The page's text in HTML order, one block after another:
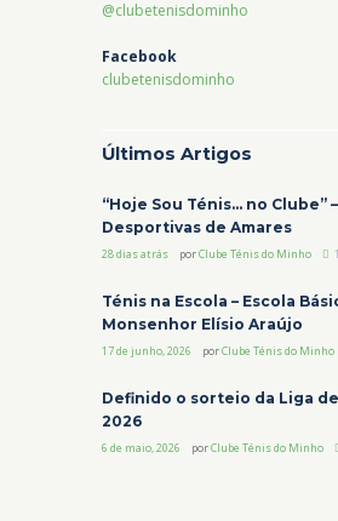
@clubetenisdominho
Facebook
clubetenisdominho
Últimos Artigos
“Hoje Sou Ténis… no Clube”
Desportivas de Amares
28 dias atrás porClube Ténis do Minho
Ténis na Escola – Escola
Monsenhor Elísio Araújo
17 de junho, 2026 porClube Ténis do Minho
Definido o sorteio da Liga
2026
6 de maio, 2026 porClube Ténis do Minho